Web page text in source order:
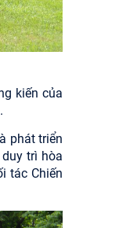
kiến của
phát triển
trì hòa
tác Chiến